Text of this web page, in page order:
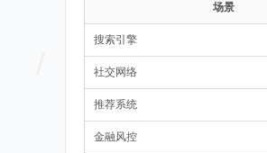
场景
搜索引擎
社交网络
推荐系统
金融风控